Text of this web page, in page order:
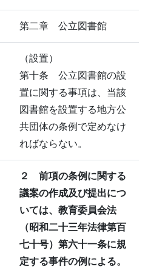
第二章 公立図書館
（設置）
第十条 公立図書館の設
置に関する事項は、当該
図書館を設置する地方公
共団体の条例で定めなけ
ればならない。
２ 前項の条例に関する
議案の作成及び提出につ
いては、教育委員会法
（昭和二十三年法律第百
七十号）第六十一条に規
定する事件の例による。